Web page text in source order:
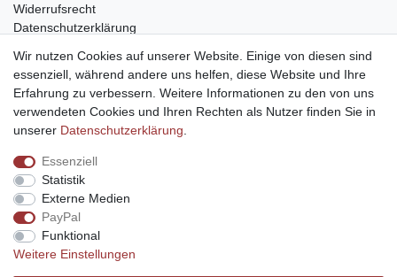
Widerrufsrecht
Datenschutzerklärung
Impressum
Service
Zahlungsarten
Lieferung und Abholung
Unternehmen
Über uns
Karriere
Kontakt
Wir nutzen Cookies auf unserer Website. Einige von diesen sind
essenziell, während andere uns helfen, diese Website und Ihre
Erfahrung zu verbessern. Weitere Informationen zu den von uns
verwendeten Cookies und Ihren Rechten als Nutzer finden Sie in
unserer Daten­schutz­erklärung
Essenziell
Statistik
Externe Medien
PayPal
Funktional
Weitere Einstellungen